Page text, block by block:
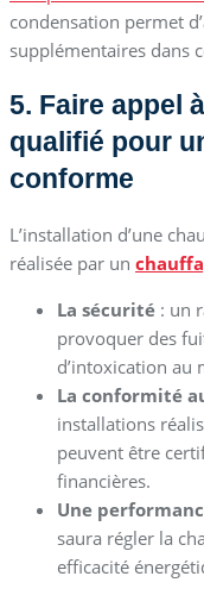
condensation permet
supplémentaires dans
5. Faire appel
qualifié pour
conforme
L’installation d’une
réalisée par un
La sécurité : un
provoquer des
d’intoxication au
La conformité
installations
peuvent être
financières.
Une
saura régler la
efficacité